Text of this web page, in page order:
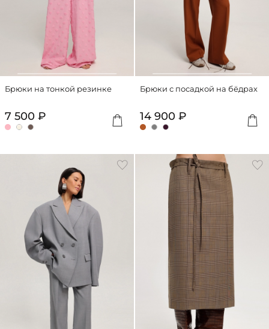
Брюки на тонкой резинке
7 500 ₽
Брюки с посадкой на бёдрах
14 900 ₽